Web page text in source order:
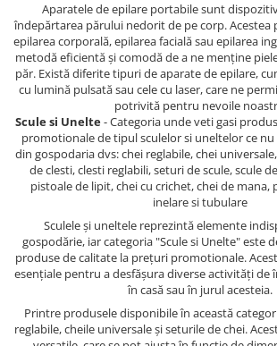
Aparatele de epilare portabile sunt
îndepărtarea părului nedorit de pe corp.
epilarea corporală, epilarea facială sau epilarea
metodă eficientă și comodă de a ne menține
păr. Există diferite tipuri de aparate de epilare,
cu lumină pulsată sau cele cu laser, care ne
potrivită pentru nevoile
Scule si Unelte- Categoria unde veti gasi
promotionale de tipul sculelor si uneltelor ce nu
din gospodaria dvs: chei reglabile, chei
de clesti, clesti reglabili, seturi de scule, scule
pistoale de lipit, chei cu crichet, chei de mana,
inelare si tubulare
Sculele și uneltele reprezintă elemente
gospodărie, iar categoria "Scule si Unelte" este
produse de calitate la prețuri promotionale.
esențiale pentru a desfășura diverse activități de
în casă sau în jurul acesteia.
Printre produsele disponibile în această
reglabile, cheile universale și seturile de chei.